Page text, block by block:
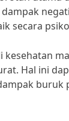
secara
Hal ini